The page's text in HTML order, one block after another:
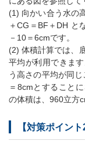
(1) 向かい合う水の
＋CG＝BF＋DH と
－10＝6cmです。
(2) 体積計算では、
平均が利用できま
う高さの平均が同
＝8cmとすること
の体積は、960立方
【対策ポイント